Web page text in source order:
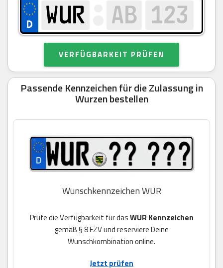
VERFÜGBARKEIT PRÜFEN
Passende Kennzeichen für die Zulassung in
Wurzen bestellen
Wunschkennzeichen WUR
Prüfe die Verfügbarkeit für dasWUR Kennzeichen
gemäß § 8 FZV und reserviere Deine
Wunschkombination online.
Jetzt prüfen